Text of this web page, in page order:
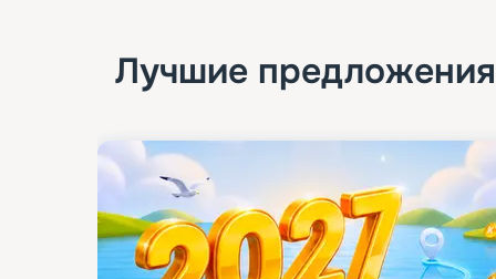
Лучшие предложения